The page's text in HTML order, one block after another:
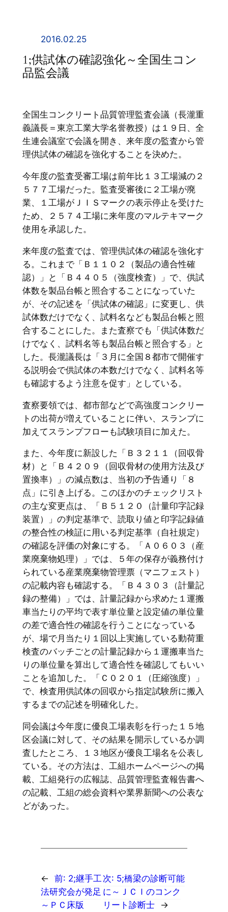
2016.02.25
1;供試体の確認強化～全国生コン
品監会議
全国生コンクリート品質管理監査会議（長瀧重
義議長＝東京工業大学名誉教授）は１９日、全
生連会議室で会議を開き、来年度の監査から管
理供試体の確認を強化することを決めた。
今年度の監査受審工場は前年比１３工場減の２
５７７工場だった。監査受審後に２工場が廃
業、１工場がＪＩＳマークの表示停止を受けた
ため、２５７４工場に来年度のマルテキマーク
使用を承認した。
来年度の監査では、管理供試体の確認を強化す
る。これまで「Ｂ１１０２（製品の適合性確
認）」と「Ｂ４４０５（強度検査）」で、供試
体数を製品台帳と照合することになっていた
が、その記述を「供試体の確認」に変更し、供
試体数だけでなく、試料名なども製品台帳と照
合することにした。また査察でも「供試体数だ
けでなく、試料名等も製品台帳と照合する」と
した。長瀧議長は「３月に全国８都市で開催す
る説明会で供試体の本数だけでなく、試料名等
も確認するよう注意を促す」としている。
査察要領では、都市部などで高強度コンクリー
トの出荷が増えていることに伴い、スランプに
加えてスランプフローも試験項目に加えた。
また、今年度に新設した「Ｂ３２１１（回収骨
材）と「Ｂ４２０９（回収骨材の使用方法及び
置換率）」の減点数は、当初の予告通り「８
点」に引き上げる。このほかのチェックリスト
の主な変更点は、「Ｂ５１２０（計量印字記録
装置）」の判定基準で、読取り値と印字記録値
の整合性の検証に用いる判定基準（自社規定）
の確認を評価の対象にする。「Ａ０６０３（産
業廃棄物処理）」では、５年の保存が義務付け
られている産業廃棄物管理票（マニフェスト）
の記載内容も確認する。「Ｂ４３０３（計量記
録の整備）」では、計量記録から求めた１運搬
車当たりの平均で表す単位量と設定値の単位量
の差で適合性の確認を行うことになっている
が、場で月当たり１回以上実施している動荷重
検査のバッチごとの計量記録から１運搬車当た
りの単位量を算出して適合性を確認してもいい
ことを追加した。「Ｃ０２０１（圧縮強度）」
で、検査用供試体の回収から指定試験所に搬入
するまでの記述を明確化した。
同会議は今年度に優良工場表彰を行った１５地
区会議に対して、その結果を開示しているか調
査したところ、１３地区が優良工場名を公表し
ている。その方法は、工組ホームページへの掲
載、工組発行の広報誌、品質管理監査報告書へ
の記載、工組の総会資料や業界新聞への公表な
どがあった。
← 前: 2;継手工
法研究会が発足
～ＰＣ床版
次: 5;橋梁の診断可能
に～ＪＣＩのコンク
リート診断士
→